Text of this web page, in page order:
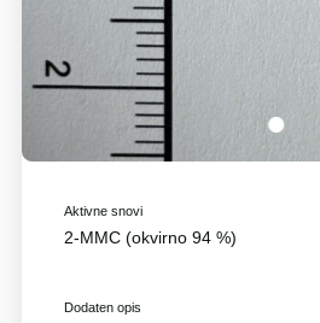
1
Aktivne snovi
2-MMC (okvirno 94 %)
Dodaten opis